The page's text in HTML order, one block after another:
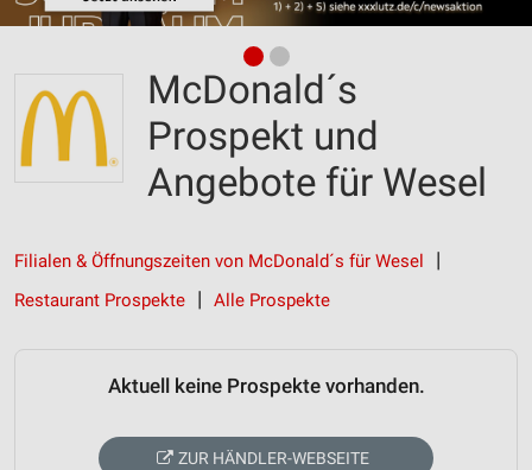
McDonald´s
Prospekt und
Angebote für Wesel
Filialen & Öffnungszeiten von McDonald´s für Wesel
Restaurant Prospekte
Alle Prospekte
Aktuell keine Prospekte vorhanden.
ZUR HÄNDLER-WEBSEITE